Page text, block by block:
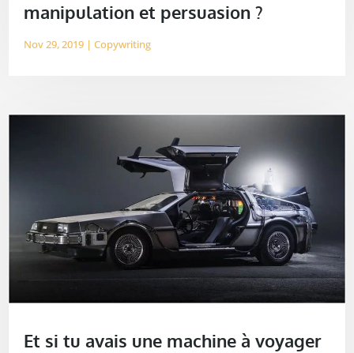
manipulation et persuasion ?
Nov 29, 2019 |Copywriting
Et si tu avais une machine à voyager